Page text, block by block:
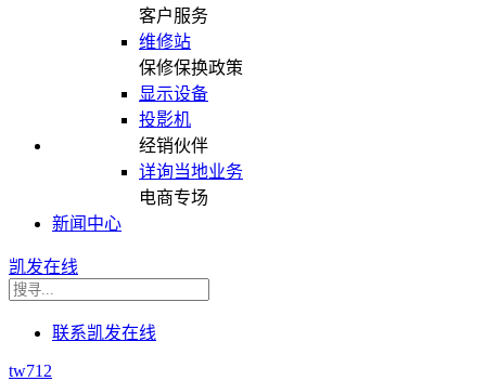
客户服务
维修站
保修保换政策
显示设备
投影机
经销伙伴
详询当地业务
电商专场
新闻中心
凯发在线
联系凯发在线
tw712